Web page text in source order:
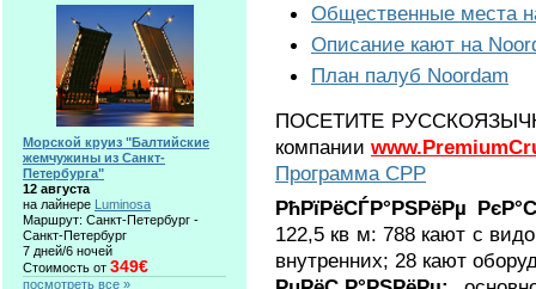
Общественные места
Описание кают на
План палуб Noordam
ПОСЕТИТЕ
компании
Программа CPP
РћРїРёСЃР°РЅРёРµ
122,5 кв м: 788 кают с
внутренних; 28 кают
Морской круиз "Балтийские
жемчужины из Санкт-
Петербурга"
12 августа
на лайнере Luminosa
Маршрут: Санкт-Петербург -
Санкт-Петербург
7 дней/6 ночей
Стоимость от 349€
посмотреть все »